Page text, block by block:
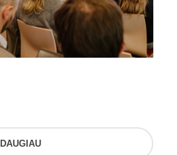
DAUGIAU